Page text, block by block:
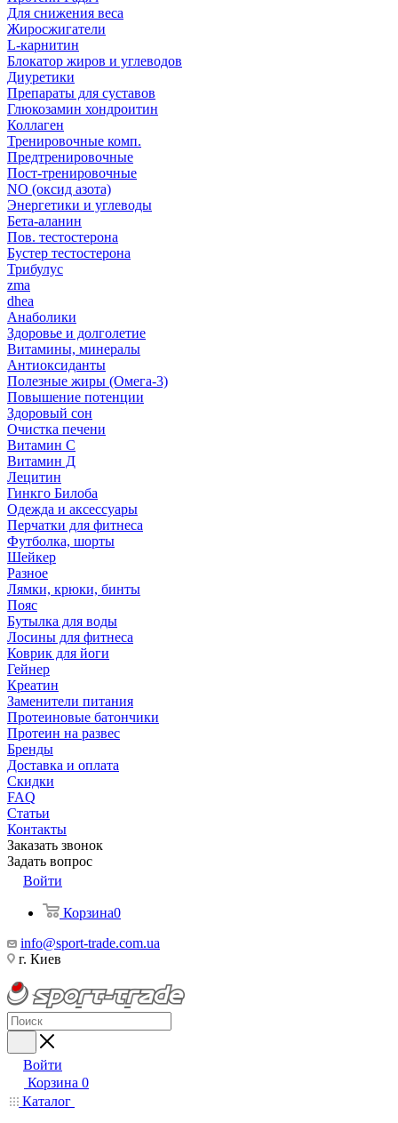
Для снижения веса
Жиросжигатели
L-карнитин
Блокатор жиров и углеводов
Диуретики
Препараты для суставов
Глюкозамин хондроитин
Коллаген
Тренировочные комп.
Предтренировочные
Пост-тренировочные
NO (оксид азота)
Энергетики и углеводы
Бета-аланин
Пов. тестостерона
Бустер тестостерона
Трибулус
zma
dhea
Анаболики
Здоровье и долголетие
Витамины, минералы
Антиоксиданты
Полезные жиры (Омега-3)
Повышение потенции
Здоровый сон
Очистка печени
Витамин С
Витамин Д
Лецитин
Гинкго Билоба
Одежда и аксессуары
Перчатки для фитнеса
Футболка, шорты
Шейкер
Разное
Лямки, крюки, бинты
Пояс
Бутылка для воды
Лосины для фитнеса
Коврик для йоги
Гейнер
Креатин
Заменители питания
Протеиновые батончики
Протеин на развес
Бренды
Доставка и оплата
Скидки
FAQ
Статьи
Контакты
Заказать звонок
Задать вопрос
Войти
Корзина0
info@sport-trade.com.ua
г. Киев
Войти
Корзина 0
Каталог